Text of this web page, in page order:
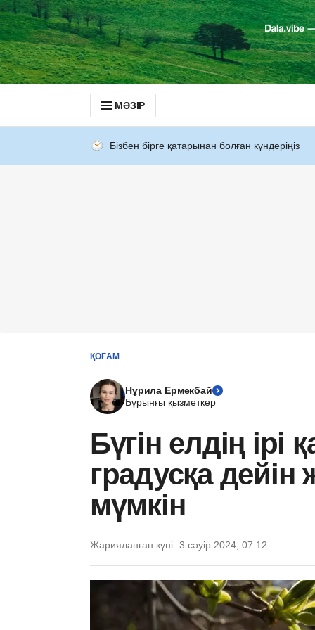
МӘЗІР
Бізбен бірге қатарынан болған күндеріңіз
ҚОҒАМ
Нұрила Ермекбай
Бұрынғы қызметкер
Бүгін елдің
градусқа
мүмкін
Жарияланған күні: 3 сәуір 2024, 07:12